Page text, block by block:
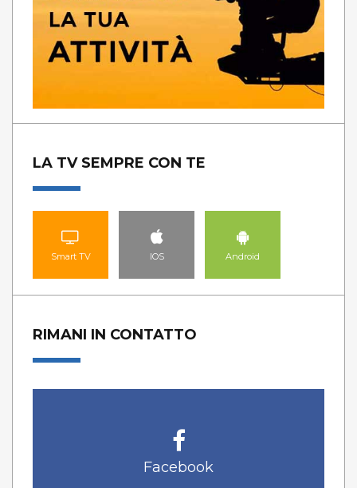
LA TV SEMPRE CON TE
Smart TV IOS Android
RIMANI IN CONTATTO
Facebook